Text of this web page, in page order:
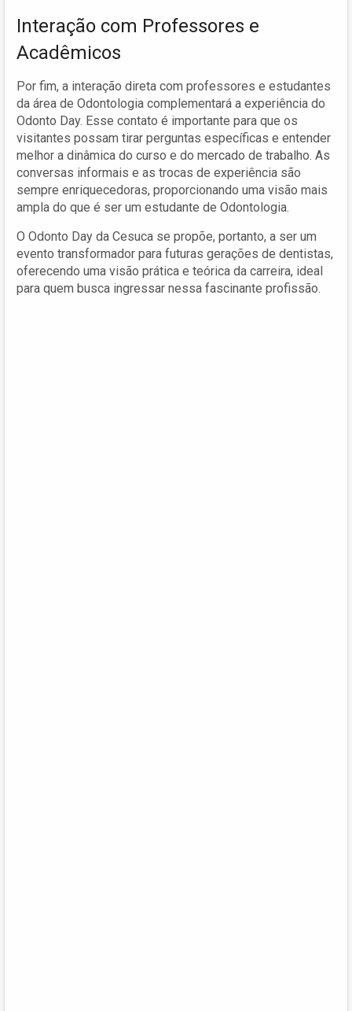
Interação com Professores e
Acadêmicos
Por fim, a interação direta com professores e estudantes
da área de Odontologia complementará a experiência do
Odonto Day. Esse contato é importante para que os
visitantes possam tirar perguntas específicas e entender
melhor a dinâmica do curso e do mercado de trabalho. As
conversas informais e as trocas de experiência são
sempre enriquecedoras, proporcionando uma visão mais
ampla do que é ser um estudante de Odontologia.
O Odonto Day da Cesuca se propõe, portanto, a ser um
evento transformador para futuras gerações de dentistas,
oferecendo uma visão prática e teórica da carreira, ideal
para quem busca ingressar nessa fascinante profissão.